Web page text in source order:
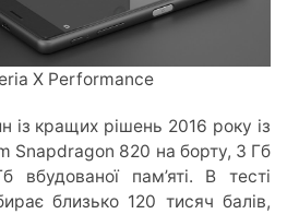
X Performance
із кращих рішень 2016 року із
Snapdragon 820 на борту, 3 Гб
вбудованої пам’яті. В тесті
близько 120 тисяч балів,